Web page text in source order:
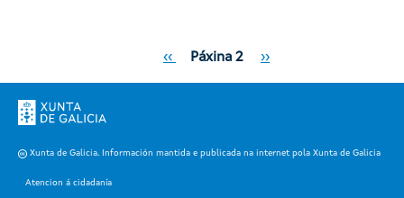
Páxina anterior
‹‹ Páxina 2 Páxina Seguinte
››
Xunta de Galicia. Información mantida e publicada na internet pola Xunta de Galicia
Atencion á cidadanía